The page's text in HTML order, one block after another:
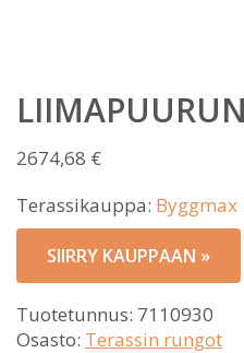
2674,68 €
Terassikauppa: Byggmax
SIIRRY KAUPPAAN »
Tuotetunnus: 7110930
Osasto: Terassin rungot